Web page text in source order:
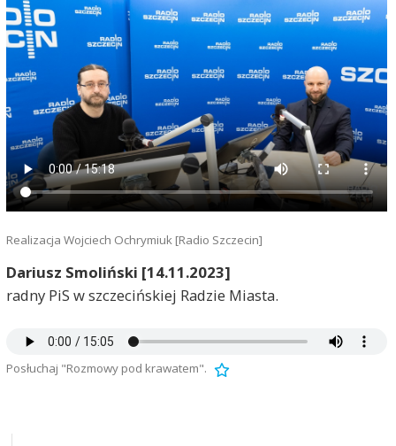
Realizacja Wojciech Ochrymiuk [Radio Szczecin]
Dariusz Smoliński [14.11.2023]
radny PiS w szczecińskiej Radzie Miasta.
Posłuchaj "Rozmowy pod krawatem".